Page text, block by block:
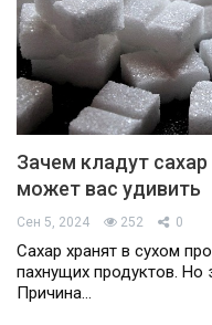
Зачем кладут
может вас удивить
Сен 5, 2024 252 0
Сахар хранят в сухом
пахнущих продуктов. Но
Причина…